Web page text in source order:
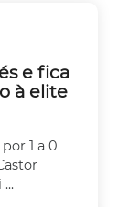
e fica
à elite
1 a 0